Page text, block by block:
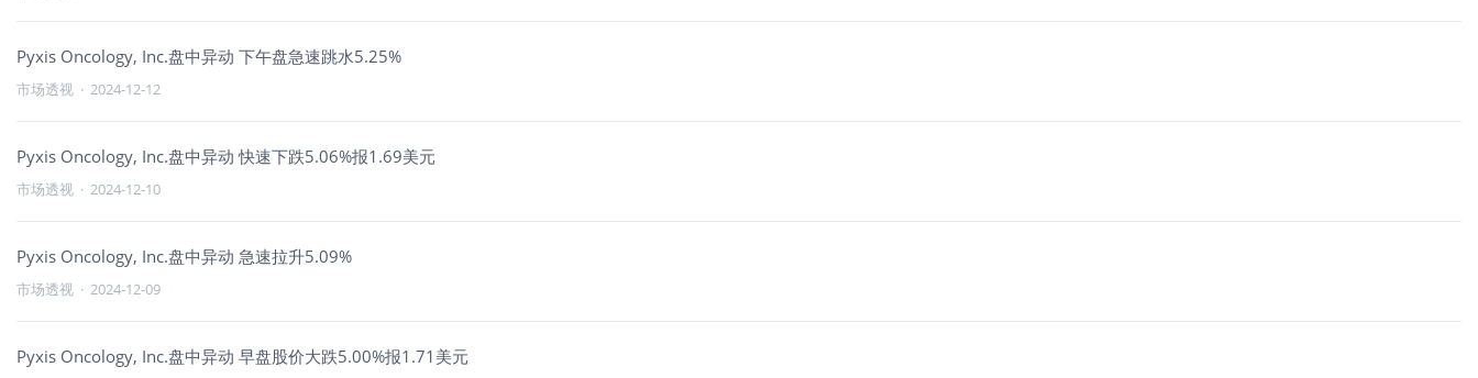
Pyxis Oncology, Inc.盘中异动 下午盘急速跳水5.25%
市场透视 · 2024-12-12
Pyxis Oncology, Inc.盘中异动 快速下跌5.06%报1.69美元
市场透视 · 2024-12-10
Pyxis Oncology, Inc.盘中异动 急速拉升5.09%
市场透视 · 2024-12-09
Pyxis Oncology, Inc.盘中异动 早盘股价大跌5.00%报1.71美元